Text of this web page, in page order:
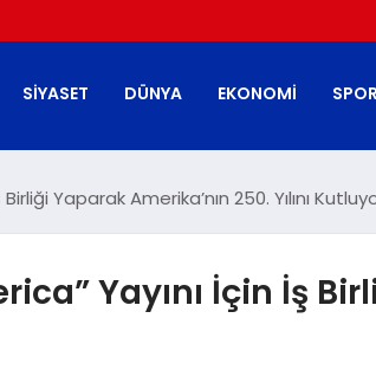
SIYASET DÜNYA EKONOMI SPOR
Yaparak Amerika’nın 250. Yılını
Yayını İçin İş